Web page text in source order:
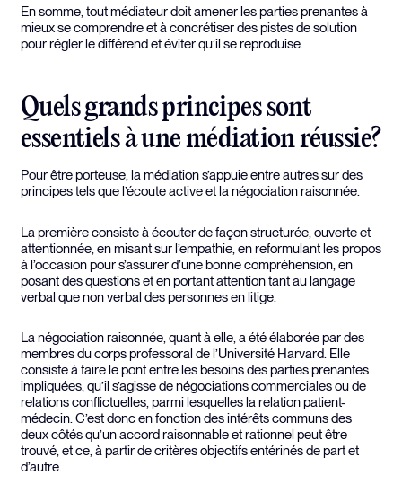
En somme, tout médiateur doit amener les parties prenantes à
mieux se comprendre et à concrétiser des pistes de solution
pour régler le différend et éviter qu’il se reproduise.
Quels grands principes sont
essentiels à une médiation réussie?
Pour être porteuse, la médiation s’appuie entre autres sur des
principes tels que l’écoute active et la négociation raisonnée.
La première consiste à écouter de façon structurée, ouverte et
attentionnée, en misant sur l’empathie, en reformulant les propos
à l’occasion pour s’assurer d’une bonne compréhension, en
posant des questions et en portant attention tant au langage
verbal que non verbal des personnes en litige.
La négociation raisonnée, quant à elle, a été élaborée par des
membres du corps professoral de l’Université Harvard. Elle
consiste à faire le pont entre les besoins des parties prenantes
impliquées, qu’il s’agisse de négociations commerciales ou de
relations conflictuelles, parmi lesquelles la relation patient-
médecin. C’est donc en fonction des intérêts communs des
deux côtés qu’un accord raisonnable et rationnel peut être
trouvé, et ce, à partir de critères objectifs entérinés de part et
d’autre.